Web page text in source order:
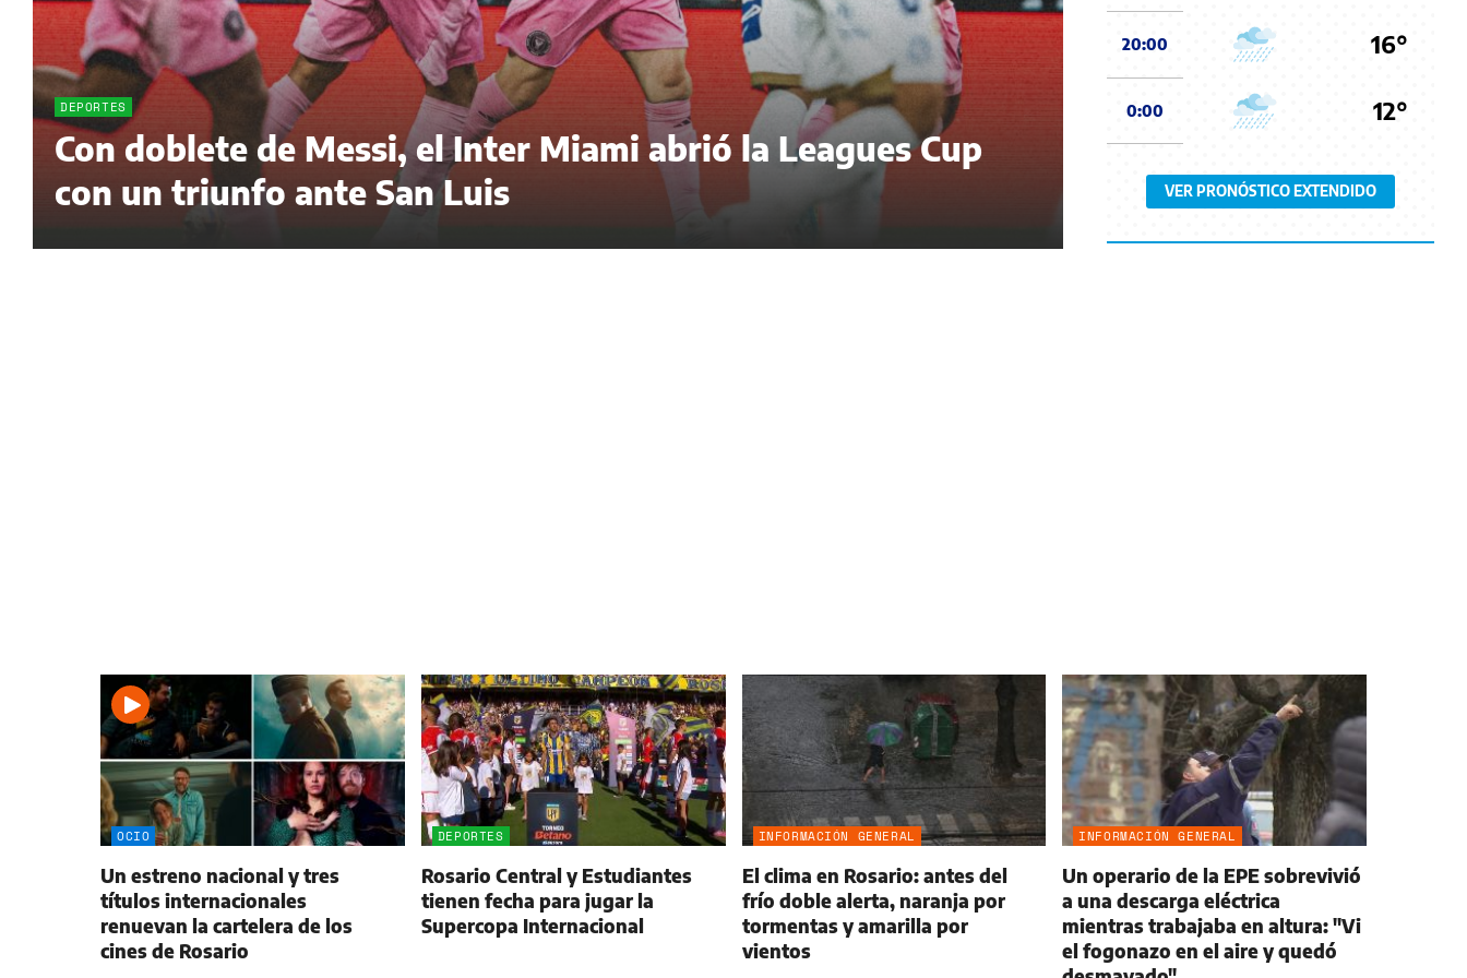
DEPORTES
Con doblete de Messi, el Inter Miami abrió la Leagues Cup
con un triunfo ante San Luis
20:00 16°
0:00 12°
VER PRONÓSTICO EXTENDIDO
OCIO
Un estreno nacional y tres
títulos internacionales
renuevan la cartelera de los
cines de Rosario
DEPORTES
Rosario Central y Estudiantes
tienen fecha para jugar la
Supercopa Internacional
INFORMACIÓN GENERAL
El clima en Rosario: antes del
frío doble alerta, naranja por
tormentas y amarilla por
vientos
INFORMACIÓN GENERAL
Un operario de la EPE sobrevivió
a una descarga eléctrica
mientras trabajaba en altura: "Vi
el fogonazo en el aire y quedó